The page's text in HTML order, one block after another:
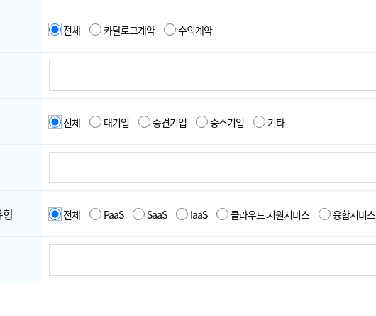
전체 카탈로그계약 수의계약
전체 대기업 중견기업 중소기업 기타
전체 PaaS SaaS IaaS 클라우드 지원서비스 융합서비스